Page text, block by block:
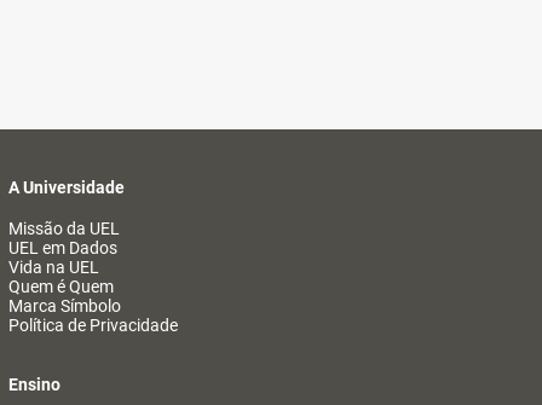
A Universidade
Missão da UEL
UEL em Dados
Vida na UEL
Quem é Quem
Marca Símbolo
Política de Privacidade
Ensino